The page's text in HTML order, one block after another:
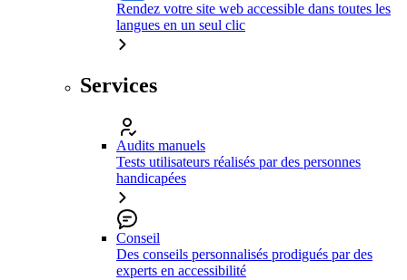
Rendez votre site web accessible dans toutes les
langues en un seul clic
Services
Audits manuels
Tests utilisateurs réalisés par des personnes
handicapées
Conseil
Des conseils personnalisés prodigués par des
experts en accessibilité